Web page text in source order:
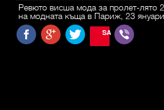
Ревюто висша мода за пролет-лято
на модната къща в Париж, 23
SAVE